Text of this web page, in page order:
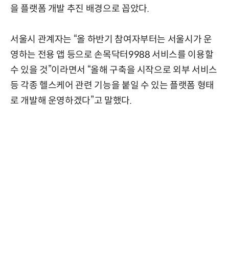
을 플랫폼 개발 추진 배경으로 꼽았다.
서울시 관계자는 “올 하반기 참여자부터는 서울시가 운
영하는 전용 앱 등으로 손목닥터9988 서비스를 이용할
수 있을 것”이라면서 “올해 구축을 시작으로 외부 서비스
등 각종 헬스케어 관련 기능을 붙일 수 있는 플랫폼 형태
로 개발해 운영하겠다”고 말했다.